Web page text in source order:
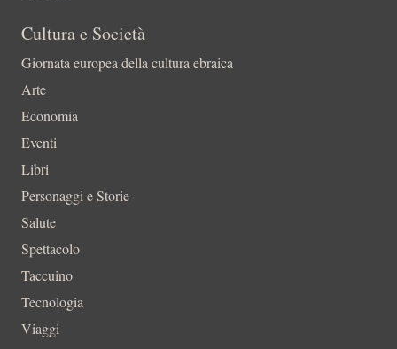
Cultura e Società
Giornata europea della cultura ebraica
Arte
Economia
Eventi
Libri
Personaggi e Storie
Salute
Spettacolo
Taccuino
Tecnologia
Viaggi